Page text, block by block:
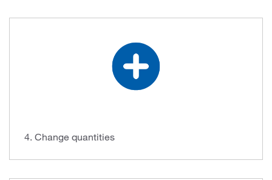
4. Change quantities